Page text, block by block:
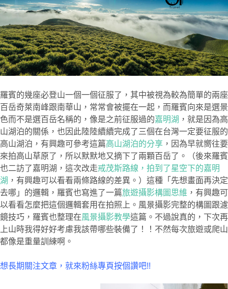
羅賓的幾座必登山一個一個征服了，其中被視為較為簡單的兩座
百岳奇萊南峰跟南華山，常常會被擺在一起，而羅賓向來是選景
色而不是選百岳名稱的，像是之前征服過的嘉明湖 ，就是因為高
山湖泊的關係，也因此陸陸續續完成了三個在台灣一定要征服的
高山湖泊，有興趣可參考這篇高山湖泊的分享 ，因為早就嚮往要
來拍高山草原了，所以默默地又摘下了兩顆百岳了。（後來羅賓
也二訪了嘉明湖，這次改走戒茂斯路線，拍到了星空下的嘉明
湖 ，有興趣可以看看兩條路線的差異。）這種「先想畫面再決定
去哪」的邏輯，羅賓也寫進了一篇旅遊攝影構圖思維 ，有興趣可
以看看怎麼把這個邏輯套用在拍照上。風景攝影完整的構圖跟濾
鏡技巧，羅賓也整理在風景攝影教學這篇。不過說真的，下次再
上山時我得好好考慮我該帶哪些裝備了！！不然每次旅遊或爬山
都像是重量訓練啊。
想長期關注文章，就來粉絲專頁按個讚吧!!